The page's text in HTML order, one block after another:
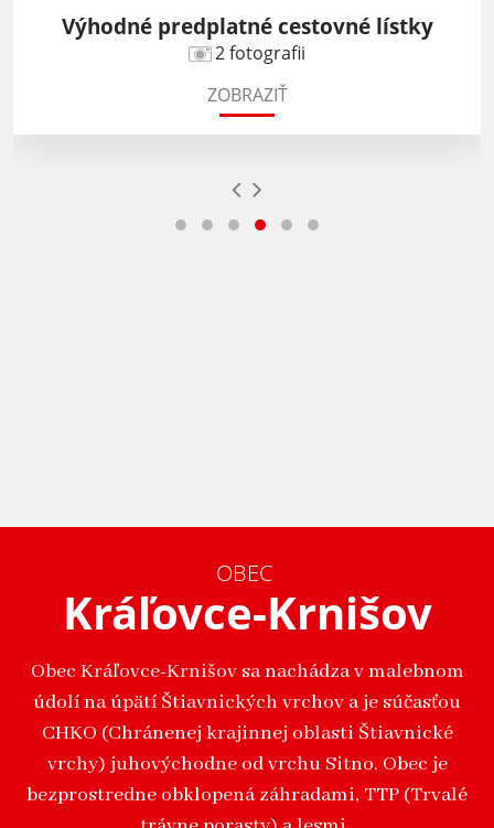
Výhodné predplatné cestovné lístky
2 fotografii
ZOBRAZIŤ
OBEC
Kráľovce-Krnišov
Obec Kráľovce-Krnišov sa nachádza v malebnom
údolí na úpätí Štiavnických vrchov a je súčasťou
CHKO (Chránenej krajinnej oblasti Štiavnické
vrchy) juhovýchodne od vrchu Sitno. Obec je
bezprostredne obklopená záhradami, TTP (Trvalé